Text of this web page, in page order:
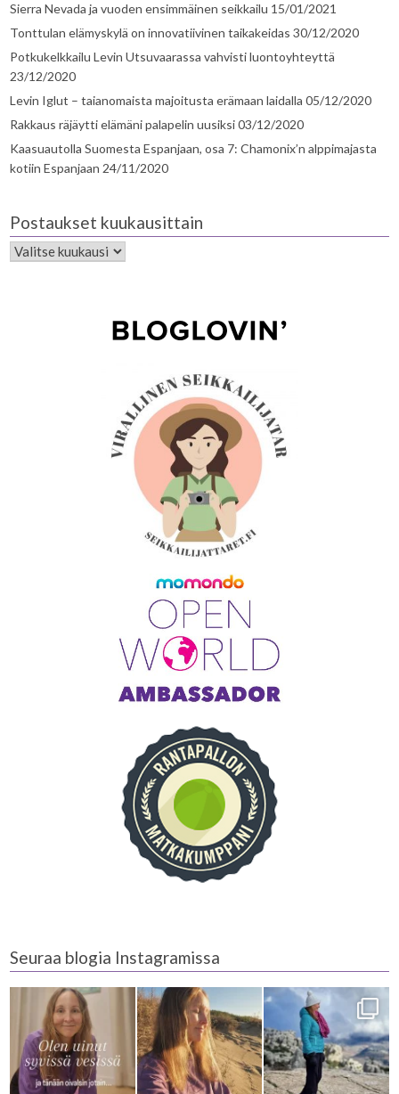
Sierra Nevada ja vuoden ensimmäinen seikkailu 15/01/2021
Tonttulan elämyskylä on innovatiivinen taikakeidas 30/12/2020
Potkukelkkailu Levin Utsuvaarassa vahvisti luontoyhteyttä
23/12/2020
Levin Iglut – taianomaista majoitusta erämaan laidalla 05/12/2020
Rakkaus räjäytti elämäni palapelin uusiksi03/12/2020
Kaasuautolla Suomesta Espanjaan, osa 7: Chamonix’n alppimajasta
kotiin Espanjaan 24/11/2020
Postaukset kuukausittain
Seuraa blogia Instagramissa